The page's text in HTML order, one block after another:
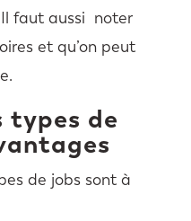
faut aussi noter
et qu’on peut
types de
de jobs sont à